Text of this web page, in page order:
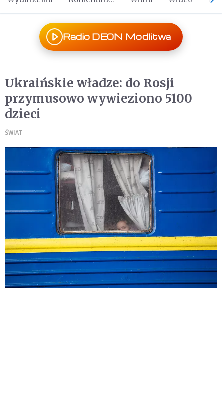
Radio DEON Modlitwa
Ukraińskie władze: do Rosji
przymusowo wywieziono 5100
dzieci
ŚWIAT